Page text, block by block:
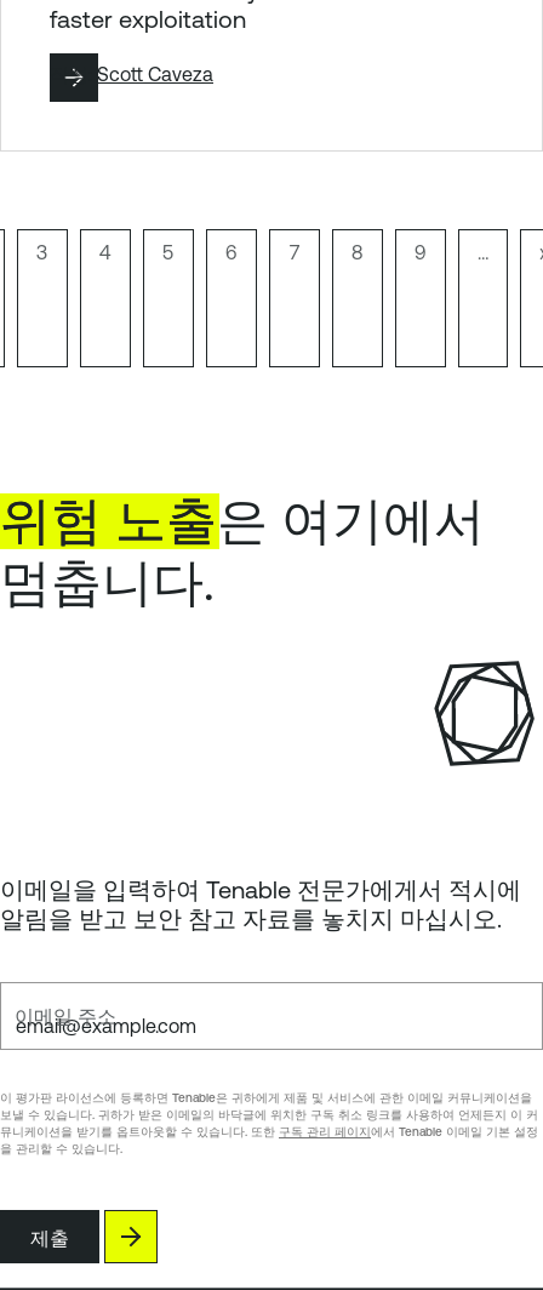
faster exploitation
작성: Scott Caveza
지
기
페
3
페
4
페
5
페
6
페
7
페
8
페
9 …
위험 노출은 여기에서
멈춥니다.
이메일을 입력하여 Tenable 전문가에게서 적시에
알림을 받고 보안 참고 자료를 놓치지 마십시오.
이메일 주소
이 평가판 라이선스에 등록하면 Tenable은 귀하에게 제품 및 서비스에 관한 이메일 커뮤니케이션을
보낼 수 있습니다. 귀하가 받은 이메일의 바닥글에 위치한 구독 취소 링크를 사용하여 언제든지 이 커
뮤니케이션을 받기를 옵트아웃할 수 있습니다. 또한 구독 관리 페이지에서 Tenable 이메일 기본 설정
을 관리할 수 있습니다.
제출